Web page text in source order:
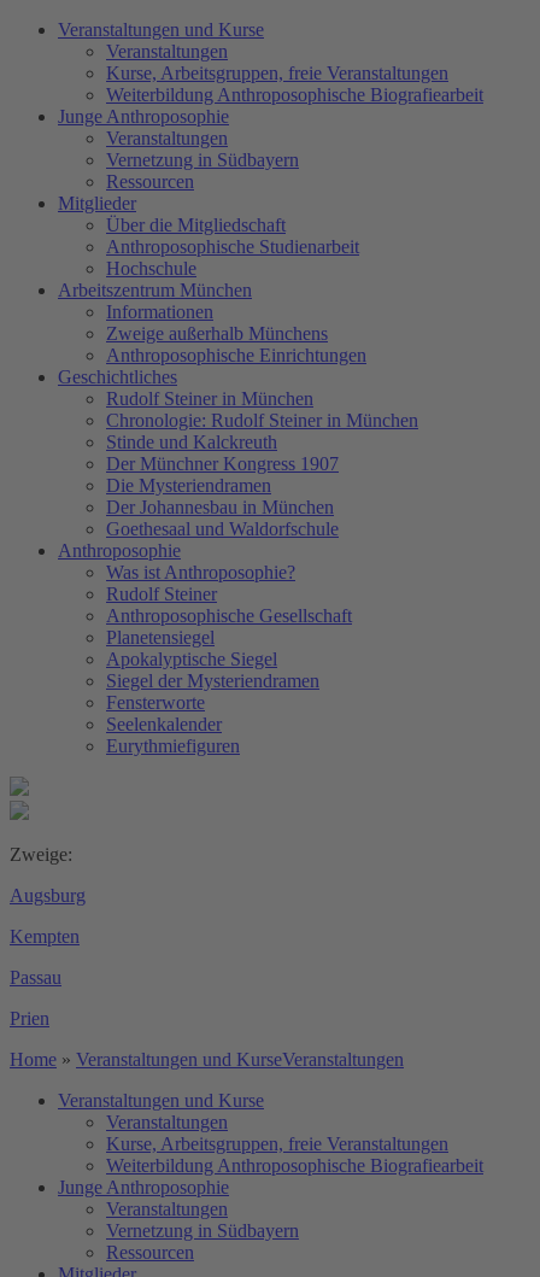
Veranstaltungen und Kurse
Veranstaltungen
Kurse, Arbeitsgruppen, freie Veranstaltungen
Weiterbildung Anthroposophische Biografiearbeit
Junge Anthroposophie
Veranstaltungen
Vernetzung in Südbayern
Ressourcen
Mitglieder
Über die Mitgliedschaft
Anthroposophische Studienarbeit
Hochschule
Arbeitszentrum München
Informationen
Zweige außerhalb Münchens
Anthroposophische Einrichtungen
Geschichtliches
Rudolf Steiner in München
Chronologie: Rudolf Steiner in München
Stinde und Kalckreuth
Der Münchner Kongress 1907
Die Mysteriendramen
Der Johannesbau in München
Goethesaal und Waldorfschule
Anthroposophie
Was ist Anthroposophie?
Rudolf Steiner
Anthroposophische Gesellschaft
Planetensiegel
Apokalyptische Siegel
Siegel der Mysteriendramen
Fensterworte
Seelenkalender
Eurythmiefiguren
Zweige:
Augsburg
Kempten
Passau
Prien
Home » Veranstaltungen und KurseVeranstaltungen
Veranstaltungen und Kurse
Veranstaltungen
Kurse, Arbeitsgruppen, freie Veranstaltungen
Weiterbildung Anthroposophische Biografiearbeit
Junge Anthroposophie
Veranstaltungen
Vernetzung in Südbayern
Ressourcen